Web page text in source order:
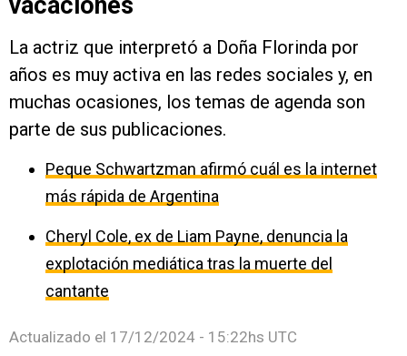
La actriz que interpretó a Doña Florinda por
años es muy activa en las redes sociales y, en
muchas ocasiones, los temas de agenda son
parte de sus publicaciones.
Peque Schwartzman afirmó cuál es la internet
más rápida de Argentina
Cheryl Cole, ex de Liam Payne, denuncia la
explotación mediática tras la muerte del
cantante
Actualizado el 17/12/2024 - 15:22hs UTC